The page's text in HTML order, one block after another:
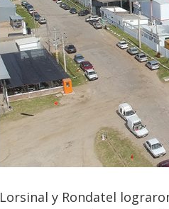
Lorsinal y Rondatel